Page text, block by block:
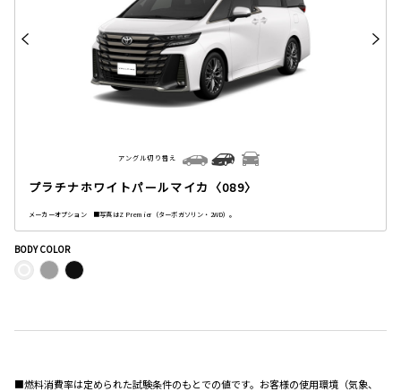
プラチナホワイトパールマイカ〈089〉
メーカーオプション ■写真はZ Premier（ターボガソリン・2WD）。
アングル切り替え
BODY COLOR
■燃料消費率は定められた試験条件のもとでの値です。お客様の使用環境（気象、